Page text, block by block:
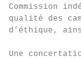
Commission
qualité des
d’éthique,
Une